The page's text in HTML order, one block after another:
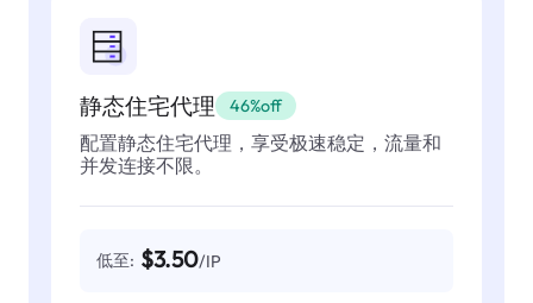
静态住宅代理 46%off
配置静态住宅代理，享受极速稳定，流量和
并发连接不限。
低至: $3.50/IP